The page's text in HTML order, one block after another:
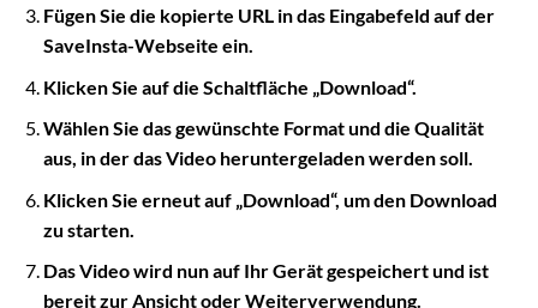
Fügen Sie die kopierte URL in das Eingabefeld auf der
SaveInsta-Webseite ein.
Klicken Sie auf die Schaltfläche „Download“.
Wählen Sie das gewünschte Format und die Qualität
aus, in der das Video heruntergeladen werden soll.
Klicken Sie erneut auf „Download“, um den Download
zu starten.
Das Video wird nun auf Ihr Gerät gespeichert und ist
bereit zur Ansicht oder Weiterverwendung.